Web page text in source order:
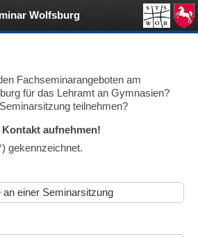
Fachseminarangeboten am
für das Lehramt an Gymnasien?
teilnehmen?
Kontakt aufnehmen!
gekennzeichnet.
Wolfsburg